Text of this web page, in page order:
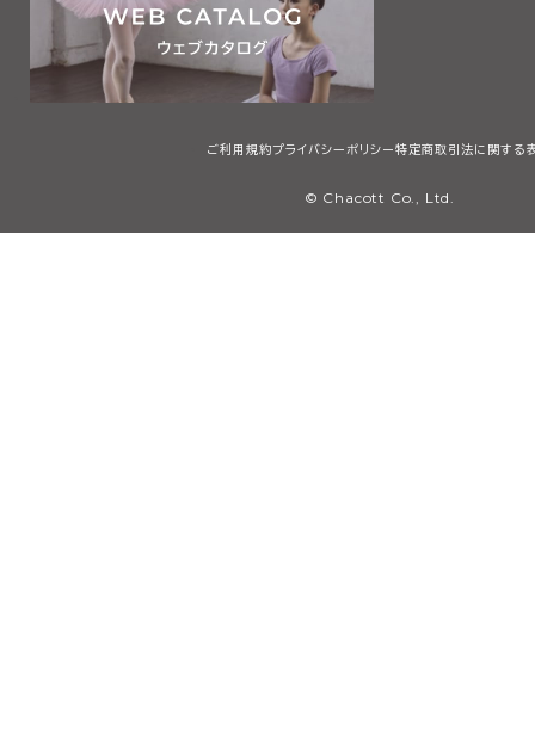
ご利用規約プライバシーポリシー 特定商取引法に関する
© Chacott Co., Ltd.